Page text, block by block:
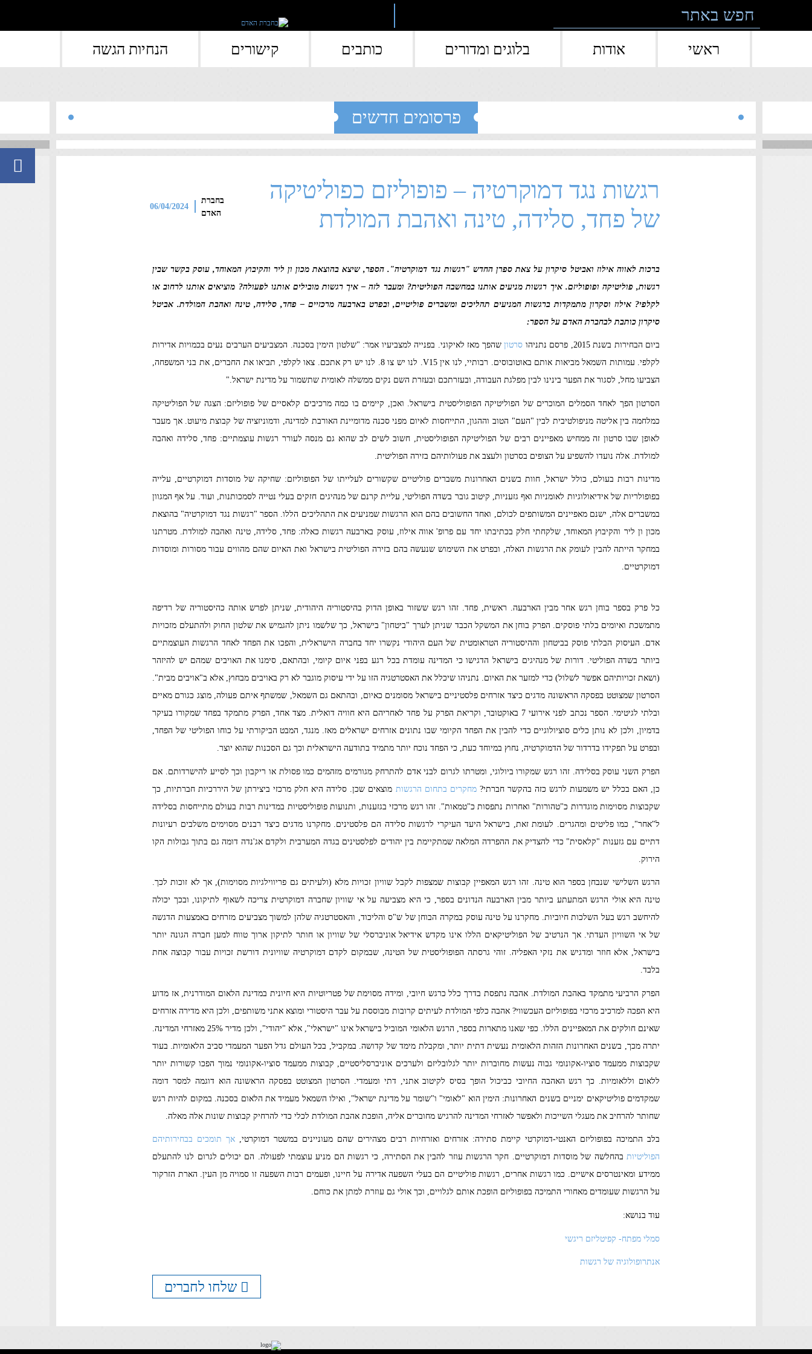
ראשי אודות בלוגים ומדורים כותבים קישורים הנחיות הגשה
פרסומים חדשים
רגשות נגד דמוקרטיה – פופוליזם כפוליטיקה
של פחד, סלידה, טינה ואהבת המולדת
בחברת
האדם
06/04/2024
ברכות לאווה אילוז ואביטל סיקרון על צאת ספרן החדש "רגשות נגד דמוקרטיה". הספר, שיצא בהוצאת מכון ון ליר והקיבוץ המאוחד, עוסק בקשר שבין
רגשות, פוליטיקה ופופוליזם. איך רגשות מניעים אותנו במחשבה הפוליטית? ומעבר לזה – איך רגשות מובילים אותנו לפעולה? מוציאים אותנו לרחוב או
לקלפי? אילוז וסקרון מתמקדות ברגשות המניעים תהליכים ומשברים פוליטיים, ובפרט בארבעה מרכזיים – פחד, סלידה, טינה ואהבת המולדת. אביטל
סיקרון כותבת לבחברת האדם על הספר:
ביום הבחירות בשנת 2015, פרסם נתניהו סרטון שהפך מאז לאיקוני. בפנייה למצביעיו אמר: "שלטון הימין בסכנה. המצביעים הערבים נעים בכמויות אדירות
לקלפי. עמותות השמאל מביאות אותם באוטובוסים. רבותיי, לנו אין V15. לנו יש צו 8. לנו יש רק אתכם. צאו לקלפי, תביאו את החברים, את בני המשפחה,
הצביעו מחל, לסגור את הפער בינינו לבין מפלגת העבודה, ובעזרתכם ובעזרת השם נקים ממשלה לאומית שתשמור על מדינת ישראל."
הסרטון הפך לאחד הסמלים המוכרים של הפוליטיקה הפופוליסטית בישראל. ואכן, קיימים בו כמה מרכיבים קלאסיים של פופוליזם: הצגה של הפוליטיקה
כמלחמה בין אליטה מניפולטיבית לבין "העם" הטוב וההגון, התייחסות לאיום מפני סכנה מדומיינת האורבת למדינה, ודמוניזציה של קבוצת מיעוט. אך מעבר
לאופן שבו סרטון זה ממחיש מאפיינים רבים של הפוליטיקה הפופוליסטית, חשוב לשים לב שהוא גם מנסה לעורר רגשות עוצמתיים: פחד, סלידה ואהבה
למולדת. אלה נועדו להשפיע על הצופים בסרטון ולעצב את פעולותיהם בזירה הפוליטית.
מדינות רבות בעולם, כולל ישראל, חוות בשנים האחרונות משברים פוליטיים שקשורים לעלייתו של הפופוליזם: שחיקה של מוסדות דמוקרטיים, עלייה
בפופולריות של אידיאולוגיות לאומניות ואף גזעניות, קיטוב גובר בשדה הפוליטי, עליית קרנם של מנהיגים חזקים בעלי נטייה לסמכותנות, ועוד. על אף המגוון
במשברים אלה, ישנם מאפיינים המשותפים לכולם, ואחד החשובים בהם הוא הרגשות שמניעים את התהליכים הללו. הספר "רגשות נגד דמוקרטיה" בהוצאת
מכון ון ליר והקיבוץ המאוחד, שלקחתי חלק בכתיבתו יחד עם פרופ' אווה אילוז, עוסק בארבעה רגשות כאלה: פחד, סלידה, טינה ואהבה למולדת. מטרתנו
במחקר הייתה להבין לעומק את הרגשות האלה, ובפרט את השימוש שנעשה בהם בזירה הפוליטית בישראל ואת האיום שהם מהווים עבור מסורות ומוסדות
דמוקרטיים.
כל פרק בספר בוחן רגש אחר מבין הארבעה. ראשית, פחד. זהו רגש ששזור באופן הדוק בהיסטוריה היהודית, שניתן לפרש אותה כהיסטוריה של רדיפה
מתמשכת ואיומים בלתי פוסקים. הפרק בוחן את המשקל הכבד שניתן לערך "ביטחון" בישראל, כך שלשמו ניתן להגמיש את שלטון החוק ולהתעלם מזכויות
אדם. העיסוק הבלתי פוסק בביטחון וההיסטוריה הטראומטית של העם היהודי נקשרו יחד בחברה הישראלית, והפכו את הפחד לאחד הרגשות העוצמתיים
ביותר בשדה הפוליטי. דורות של מנהיגים בישראל הדגישו כי המדינה עומדת בכל רגע בפני איום קיומי, ובהתאם, סימנו את האויבים שמהם יש להיזהר
(ושאת זכויותיהם אפשר לשלול) כדי למזער את האיום. נתניהו שיכלל את האסטרטגיה הזו על ידי עיסוק מוגבר לא רק באויבים מבחוץ, אלא ב"אויבים מבית".
הסרטון שמצוטט בפסקה הראשונה מדגים כיצד אזרחים פלסטיניים בישראל מסומנים כאיום, ובהתאם גם השמאל, שמשתף איתם פעולה, מוצג כגורם מאיים
ובלתי לגיטימי. הספר נכתב לפני אירועי 7 באוקטובר, וקריאת הפרק על פחד לאחריהם היא חוויה דואלית. מצד אחד, הפרק מתמקד בפחד שמקורו בעיקר
בדמיון, ולכן לא נותן כלים סוציולוגיים כדי להבין את הפחד הקיומי שבו נתונים אזרחים ישראלים מאז. מנגד, המבט הביקורתי על כוחו הפוליטי של הפחד,
ובפרט על תפקידו בדרדור של הדמוקרטיה, נחוץ במיוחד כעת, כי הפחד נוכח יותר מתמיד בתודעה הישראלית וכך גם הסכנות שהוא יוצר.
הפרק השני עוסק בסלידה. זהו רגש שמקורו ביולוגי, ומטרתו לגרום לבני אדם להתרחק מגורמים מזהמים כמו פסולת או ריקבון וכך לסייע להישרדותם. אם
כן, האם בכלל יש משמעות לרגש כזה בהקשר חברתי?מחקרים בתחום הרגשות מוצאים שכן. סלידה היא חלק מרכזי ביצירתן של היררכיות חברתיות, כך
שקבוצות מסוימות מוגדרות כ"טהורות" ואחרות נתפסות כ"טמאות". זהו רגש מרכזי בגזענות, ותנועות פופוליסטיות במדינות רבות בעולם מתייחסות בסלידה
ל"אחר", כמו פליטים ומהגרים. לעומת זאת, בישראל היעד העיקרי לרגשות סלידה הם פלסטינים. מחקרנו מדגים כיצד רבנים מסוימים משלבים רעיונות
דתיים עם גזענות "קלאסית" כדי להצדיק את ההפרדה המלאה שמתקיימת בין יהודים לפלסטינים בגדה המערבית ולקדם אג'נדה דומה גם בתוך גבולות הקו
הירוק.
הרגש השלישי שנבחן בספר הוא טינה. זהו רגש המאפיין קבוצות שמצפות לקבל שוויון זכויות מלא (ולעיתים גם פריווילגיות מסוימות), אך לא זוכות לכך.
טינה היא אולי הרגש המתעתע ביותר מבין הארבעה הנדונים בספר, כי היא מצביעה על אי שוויון שחברה דמוקרטית צריכה לשאוף לתיקונו, ובכך יכולה
להיחשב רגש בעל השלכות חיוביות. מחקרנו על טינה עוסק במקרה הבוחן של ש"ס והליכוד, והאסטרטגיה שלהן למשוך מצביעים מזרחים באמצעות הדגשה
של אי השוויון העדתי. אך הנרטיב של הפוליטיקאים הללו אינו מקדש אידיאל אוניברסלי של שוויון או חותר לתיקון ארוך טווח למען חברה הגונה יותר
בישראל, אלא חוזר ומדגיש את נזקי האפליה. זוהי גרסתה הפופוליסטית של הטינה, שבמקום לקדם דמוקרטיה שוויונית דורשת זכויות עבור קבוצה אחת
בלבד.
הפרק הרביעי מתמקד באהבת המולדת. אהבה נתפסת בדרך כלל כרגש חיובי, ומידה מסוימת של פטריוטיות היא חיונית במדינת הלאום המודרנית, אז מדוע
היא הפכה למרכיב מרכזי בפופוליזם העכשווי? אהבה כלפי המולדת לעיתים קרובות מבוססת על עבר היסטורי ומוצא אתני משותפים, ולכן היא מדירה אזרחים
שאינם חולקים את המאפיינים הללו. כפי שאנו מתארות בספר, הרגש הלאומי המוביל בישראל אינו "ישראלי", אלא "יהודי", ולכן מדיר 25% מאזרחי המדינה.
יתרה מכך, בשנים האחרונות הזהות הלאומית נעשית דתית יותר, ומקבלת מימד של קדושה. במקביל, בכל העולם גדל הפער המעמדי סביב הלאומיות. בעוד
שקבוצות ממעמד סוציו-אקונומי גבוה נעשות מחוברות יותר לגלובליזם ולערכים אוניברסליסטיים, קבוצות ממעמד סוציו-אקונומי נמוך הפכו קשורות יותר
ללאום וללאומיות. כך רגש האהבה החיובי כביכול הופך בסיס לקיטוב אתני, דתי ומעמדי. הסרטון המצוטט בפסקה הראשונה הוא דוגמה למסר דומה
שמקדמים פוליטיקאים ימניים בשנים האחרונות: הימין הוא "לאומי" ו"שומר על מדינת ישראל", ואילו השמאל מעמיד את הלאום בסכנה. במקום להיות רגש
שחותר להרחיב את מעגלי השייכות ולאפשר לאזרחי המדינה להרגיש מחוברים אליה, הופכת אהבת המולדת לכלי כדי להרחיק קבוצות שונות אלה מאלה.
בלב התמיכה בפופוליזם האנטי-דמוקרטי קיימת סתירה: אזרחים ואזרחיות רבים מצהירים שהם מעוניינים במשטר דמוקרטי, אך תומכים בבחירותיהם
הפוליטיות בהחלשה של מוסדות דמוקרטיים. חקר הרגשות עוזר להבין את הסתירה, כי רגשות הם מניע עוצמתי לפעולה. הם יכולים לגרום לנו להתעלם
ממידע ומאינטרסים אישיים. כמו רגשות אחרים, רגשות פוליטיים הם בעלי השפעה אדירה על חיינו, ופעמים רבות השפעה זו סמויה מן העין. הארת הזרקור
על הרגשות שעומדים מאחורי התמיכה בפופוליזם הופכת אותם לגלויים, וכך אולי גם עוזרת למתן את כוחם.
עוד בנושא:
סמלי מפתח- קפיטליזם ריגשי
אנתרופולוגיה של רגשות
שלחו לחברים